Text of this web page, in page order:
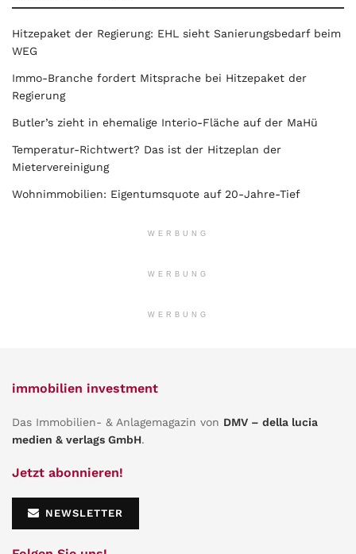
Hitzepaket der Regierung: EHL sieht Sanierungsbedarf beim
WEG
Immo-Branche fordert Mitsprache bei Hitzepaket der
Regierung
Butler’s zieht in ehemalige Interio-Fläche auf der MaHü
Temperatur-Richtwert? Das ist der Hitzeplan der
Mietervereinigung
Wohnimmobilien: Eigentumsquote auf 20-Jahre-Tief
WERBUNG
WERBUNG
WERBUNG
immobilien investment
Das Immobilien- & Anlagemagazin von DMV – della lucia
medien & verlags GmbH.
Jetzt abonnieren!
NEWSLETTER